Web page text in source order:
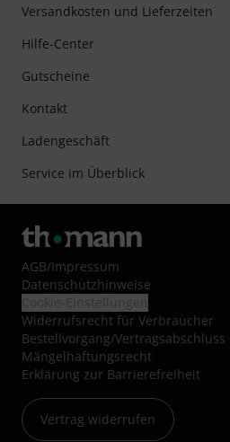
Versandkosten und Lieferzeiten
Hilfe-Center
Gutscheine
Kontakt
Ladengeschäft
Service im Überblick
AGB/Impressum
Datenschutzhinweise
Widerrufsrecht für Verbraucher
Bestellvorgang/Vertragsabschluss
Mängelhaftungsrecht
Erklärung zur Barrierefreiheit
Vertrag widerrufen